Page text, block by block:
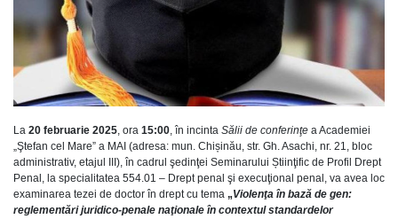
La 20 februarie 2025, ora 15:00, în incinta Sălii de conferinţe a Academiei
„Ştefan cel Mare” a MAI (adresa: mun. Chișinău, str. Gh. Asachi, nr. 21, bloc
administrativ, etajul III), în cadrul şedinţei Seminarului Știinţific de Profil Drept
Penal, la specialitatea 554.01 – Drept penal şi execuţional penal, va avea loc
examinarea tezei de doctor în drept cu tema „Violenţa în bază de gen:
reglementări juridico-penale naţionale în contextul standardelor